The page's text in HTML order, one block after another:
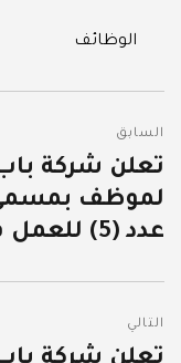
Categories
الوظائف
المقالات
السابق
المقالة
السابقة:
تعلن شركة
لموظف
عدد (5) للعمل في مدينة الرياض.
التالي
المقالة